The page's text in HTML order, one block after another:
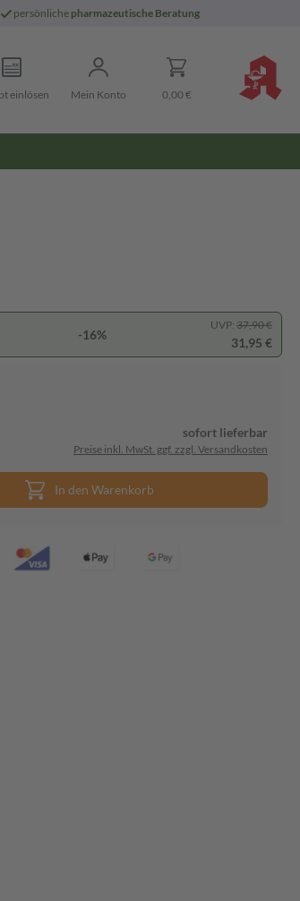
persönliche pharmazeutische Beratung
einlösen Mein Konto 0,00 €
-16%
UVP: 37,90 €
31,95 €
sofort lieferbar
Preise inkl. MwSt. ggf. zzgl. Versandkosten
In den Warenkorb